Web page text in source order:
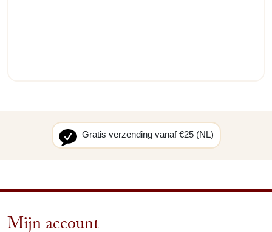
Gratis verzending vanaf €25 (NL)
Mijn account